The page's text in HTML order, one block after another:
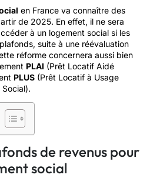
en France va connaître des
de 2025. En effet, il ne sera
à un logement social si les
suite à une réévaluation
réforme concernera aussi bien
PLAI (Prêt Locatif Aidé
PLUS (Prêt Locatif à Usage
de revenus pour
social